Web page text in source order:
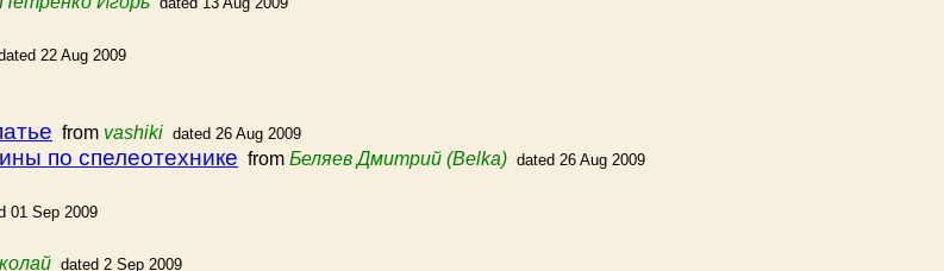
22 Aug 2009
from vashiki dated 26 Aug 2009
по спелеотехнике from Беляев Дмитрий (Belka) dated 26 Aug 2009
01 Sep 2009
dated 2 Sep 2009